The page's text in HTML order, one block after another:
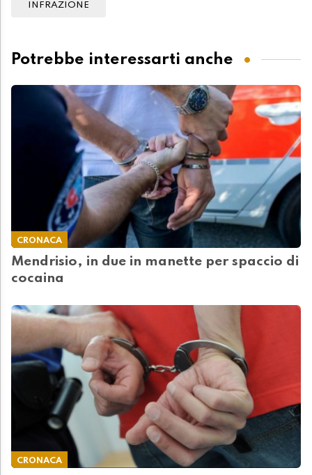
INFRAZIONE
Potrebbe interessarti anche
CRONACA
Mendrisio, in due in manette per spaccio di
cocaina
CRONACA